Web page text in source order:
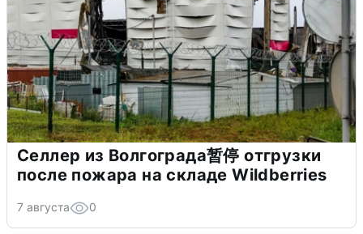
Селлер из Волгограда暂停 отгрузки
после пожара на складе Wildberries
7 августа 0